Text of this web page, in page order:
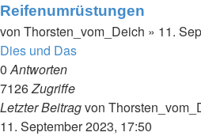
Reifenumrüstungen
von Thorsten_vom_Deich » 11.
Dies und Das
0Antworten
7126Zugriffe
Letzter Beitragvon
11. September 2023, 17:50